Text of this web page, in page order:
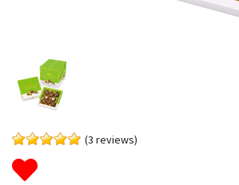
(3 reviews)